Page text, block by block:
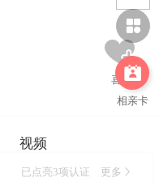


相亲卡
视频
已点亮3项认证 更多